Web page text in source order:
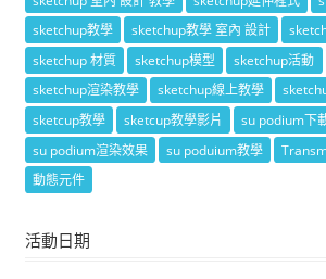
sketchup教學
sketchup教學 室內 設計
sketchup 材質
sketchup模型 sketchup活動
sketchup渲染教學
sketchup線上教學
sketcup教學
sketcup教學影片
su podium下
su podium渲染效果
su poduium教學
動態元件
活動日期